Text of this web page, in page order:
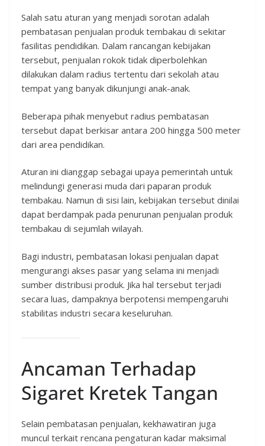
Salah satu aturan yang menjadi sorotan adalah
pembatasan penjualan produk tembakau di sekitar
fasilitas pendidikan. Dalam rancangan kebijakan
tersebut, penjualan rokok tidak diperbolehkan
dilakukan dalam radius tertentu dari sekolah atau
tempat yang banyak dikunjungi anak-anak.
Beberapa pihak menyebut radius pembatasan
tersebut dapat berkisar antara 200 hingga 500 meter
dari area pendidikan.
Aturan ini dianggap sebagai upaya pemerintah untuk
melindungi generasi muda dari paparan produk
tembakau. Namun di sisi lain, kebijakan tersebut dinilai
dapat berdampak pada penurunan penjualan produk
tembakau di sejumlah wilayah.
Bagi industri, pembatasan lokasi penjualan dapat
mengurangi akses pasar yang selama ini menjadi
sumber distribusi produk. Jika hal tersebut terjadi
secara luas, dampaknya berpotensi mempengaruhi
stabilitas industri secara keseluruhan.
Ancaman Terhadap
Sigaret Kretek Tangan
Selain pembatasan penjualan, kekhawatiran juga
muncul terkait rencana pengaturan kadar maksimal